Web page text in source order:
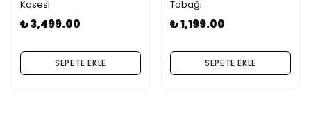
Kasesi
₺ 3,499.00
SEPETE EKLE
Tabağı
₺ 1,199.00
SEPETE EKLE